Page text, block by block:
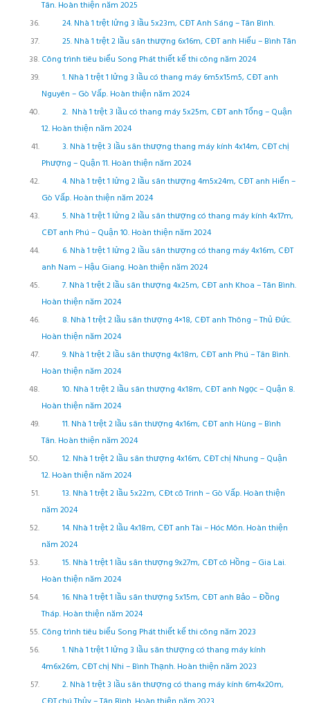
Tân. Hoàn thiện năm 2025
24. Nhà 1 trệt lửng 3 lầu 5x23m, CĐT Anh Sáng – Tân Bình.
25. Nhà 1 trệt 2 lầu sân thượng 6x16m, CĐT anh Hiếu – Bình Tân
Công trình tiêu biểu Song Phát thiết kế thi công năm 2024
1. Nhà 1 trệt 1 lửng 3 lầu có thang máy 6m5x15m5, CĐT anh
Nguyên – Gò Vấp. Hoàn thiện năm 2024
2. Nhà 1 trệt 3 lầu có thang máy 5x25m, CĐT anh Tổng – Quận
12. Hoàn thiện năm 2024
3. Nhà 1 trệt 3 lầu sân thượng thang máy kính 4x14m, CĐT chị
Phượng – Quận 11. Hoàn thiện năm 2024
4. Nhà 1 trệt 1 lửng 2 lầu sân thượng 4m5x24m, CĐT anh Hiển –
Gò Vấp. Hoàn thiện năm 2024
5. Nhà 1 trệt 1 lửng 2 lầu sân thượng có thang máy kính 4x17m,
CĐT anh Phú – Quận 10. Hoàn thiện năm 2024
6. Nhà 1 trệt 1 lửng 2 lầu sân thượng có thang máy 4x16m, CĐT
anh Nam – Hậu Giang. Hoàn thiện năm 2024
7. Nhà 1 trệt 2 lầu sân thượng 4x25m, CĐT anh Khoa – Tân Bình.
Hoàn thiện năm 2024
8. Nhà 1 trệt 2 lầu sân thượng 4×18, CĐT anh Thông – Thủ Đức.
Hoàn thiện năm 2024
9. Nhà 1 trệt 2 lầu sân thượng 4x18m, CĐT anh Phú – Tân Bình.
Hoàn thiện năm 2024
10. Nhà 1 trệt 2 lầu sân thượng 4x18m, CĐT anh Ngọc – Quận 8.
Hoàn thiện năm 2024
11. Nhà 1 trệt 2 lầu sân thượng 4x16m, CĐT anh Hùng – Bình
Tân. Hoàn thiện năm 2024
12. Nhà 1 trệt 2 lầu sân thượng 4x16m, CĐT chị Nhung – Quận
12. Hoàn thiện năm 2024
13. Nhà 1 trệt 2 lầu 5x22m, CĐt cô Trinh – Gò Vấp. Hoàn thiện
năm 2024
14. Nhà 1 trệt 2 lầu 4x18m, CĐT anh Tài – Hóc Môn. Hoàn thiện
năm 2024
15. Nhà 1 trệt 1 lầu sân thượng 9x27m, CĐT cô Hồng – Gia Lai.
Hoàn thiện năm 2024
16. Nhà 1 trệt 1 lầu sân thượng 5x15m, CĐT anh Bảo – Đồng
Tháp. Hoàn thiện năm 2024
Công trình tiêu biểu Song Phát thiết kế thi công năm 2023
1. Nhà 1 trệt 1 lửng 3 lầu sân thượng có thang máy kính
4m6x26m, CĐT chị Nhi – Bình Thạnh. Hoàn thiện năm 2023
2. Nhà 1 trệt 3 lầu sân thượng có thang máy kính 6m4x20m,